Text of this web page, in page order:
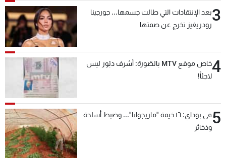
3بعد الإنتقادات التي طالت جسمها... جورجينا
رودريغيز تخرج عن صمتها
4
خاص موقع MTV بالصّورة: أشرف دبّور ليس
لاجئاً!
5
في بوداي: ١٦ خيمة "ماريجوانا"... وضبط أسلحة
وذخائر